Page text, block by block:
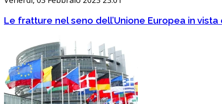
Le fratture nel seno dell’Unione Europea in